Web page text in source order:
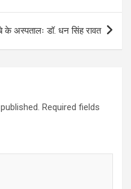
अस्पतालः डॉ. धन सिंह रावत
Required fields